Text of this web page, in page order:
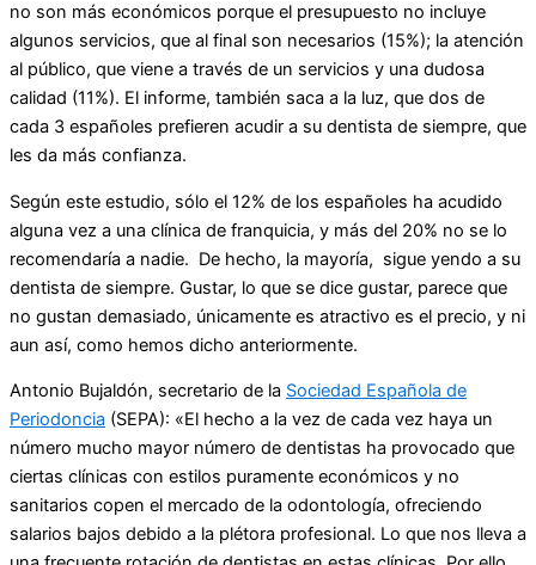
no son más económicos porque el presupuesto no incluye
algunos servicios, que al final son necesarios (15%); la atención
al público, que viene a través de un servicios y una dudosa
calidad (11%). El informe, también saca a la luz, que dos de
cada 3 españoles prefieren acudir a su dentista de siempre, que
les da más confianza.
Según este estudio, sólo el 12% de los españoles ha acudido
alguna vez a una clínica de franquicia, y más del 20% no se lo
recomendaría a nadie. De hecho, la mayoría, sigue yendo a su
dentista de siempre. Gustar, lo que se dice gustar, parece que
no gustan demasiado, únicamente es atractivo es el precio, y ni
aun así, como hemos dicho anteriormente.
Antonio Bujaldón, secretario de la Sociedad Española de
Periodoncia (SEPA): «El hecho a la vez de cada vez haya un
número mucho mayor número de dentistas ha provocado que
ciertas clínicas con estilos puramente económicos y no
sanitarios copen el mercado de la odontología, ofreciendo
salarios bajos debido a la plétora profesional. Lo que nos lleva a